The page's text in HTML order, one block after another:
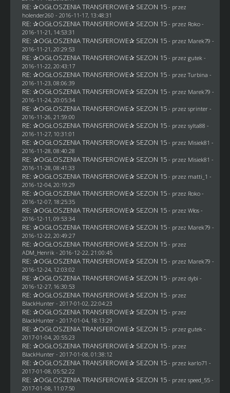
RE: ✰OGŁOSZENIA TRANSFEROWE✰ SEZON 15 - przez
holender260 - 2016-11-17, 13:48:31
RE: ✰OGŁOSZENIA TRANSFEROWE✰ SEZON 15 - przez Roko-
2016-11-21, 14:53:31
RE: ✰OGŁOSZENIA TRANSFEROWE✰ SEZON 15 - przez Marek79 -
2016-11-21, 20:29:53
RE: ✰OGŁOSZENIA TRANSFEROWE✰ SEZON 15 - przez gutek -
2016-11-22, 20:43:17
RE: ✰OGŁOSZENIA TRANSFEROWE✰ SEZON 15 - przez Turbina -
2016-11-23, 08:06:39
RE: ✰OGŁOSZENIA TRANSFEROWE✰ SEZON 15 - przez Marek79 -
2016-11-24, 20:05:34
RE: ✰OGŁOSZENIA TRANSFEROWE✰ SEZON 15 - przez sprinter -
2016-11-26, 21:59:00
RE: ✰OGŁOSZENIA TRANSFEROWE✰ SEZON 15 - przez sylta88 -
2016-11-27, 10:31:01
RE: ✰OGŁOSZENIA TRANSFEROWE✰ SEZON 15 - przez Misiek81 -
2016-11-28, 08:40:28
RE: ✰OGŁOSZENIA TRANSFEROWE✰ SEZON 15 - przez Misiek81 -
2016-11-28, 08:41:33
RE: ✰OGŁOSZENIA TRANSFEROWE✰ SEZON 15 - przez matti_1 -
2016-12-04, 20:19:29
RE: ✰OGŁOSZENIA TRANSFEROWE✰ SEZON 15 - przez Roko-
2016-12-07, 18:25:35
RE: ✰OGŁOSZENIA TRANSFEROWE✰ SEZON 15 - przez Włos-
2016-12-11, 09:53:34
RE: ✰OGŁOSZENIA TRANSFEROWE✰ SEZON 15 - przez Marek79 -
2016-12-22, 20:49:27
RE: ✰OGŁOSZENIA TRANSFEROWE✰ SEZON 15 - przez
ADM_Henrik - 2016-12-22, 21:00:45
RE: ✰OGŁOSZENIA TRANSFEROWE✰ SEZON 15 - przez Marek79 -
2016-12-24, 12:03:02
RE: ✰OGŁOSZENIA TRANSFEROWE✰ SEZON 15 - przez dybi -
2016-12-27, 16:30:53
RE: ✰OGŁOSZENIA TRANSFEROWE✰ SEZON 15 - przez
BlackHunter- 2017-01-02, 22:04:23
RE: ✰OGŁOSZENIA TRANSFEROWE✰ SEZON 15 - przez
BlackHunter- 2017-01-04, 18:13:29
RE: ✰OGŁOSZENIA TRANSFEROWE✰ SEZON 15 - przez gutek -
2017-01-04, 20:55:23
RE: ✰OGŁOSZENIA TRANSFEROWE✰ SEZON 15 - przez
BlackHunter- 2017-01-08, 01:38:12
RE: ✰OGŁOSZENIA TRANSFEROWE✰ SEZON 15 - przez karlo71 -
2017-01-08, 05:52:22
RE: ✰OGŁOSZENIA TRANSFEROWE✰ SEZON 15 - przez speed_55 -
2017-01-08, 11:07:50